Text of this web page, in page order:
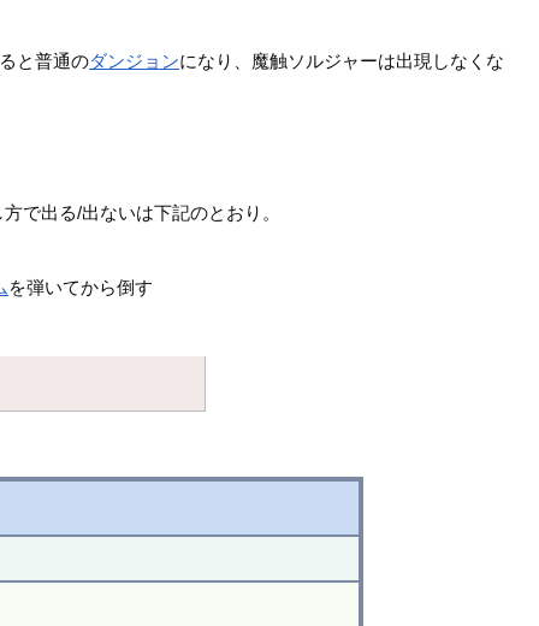
と普通のダンジョンになり、魔触ソルジャーは出現しなくな
で出る/出ないは下記のとおり。
を弾いてから倒す